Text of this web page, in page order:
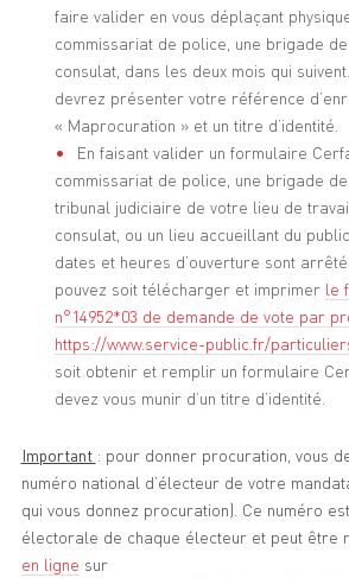
faire valider en vous déplaçant
commissariat de police, une brigade
consulat, dans les deux mois qui
devrez présenter votre référence
« Maprocuration » et un titre d’identité.
En faisant valider un formulaire
commissariat de police, une brigade
tribunal judiciaire de votre lieu de
consulat, ou un lieu accueillant du
dates et heures d’ouverture sont
pouvez soit télécharger et imprimer le
n°14952*03 de demande de vote par
https://www.service-public.fr/
soit obtenir et remplir un formulaire
devez vous munir d’un titre d’identité.
Important : pour donner procuration, vous
numéro national d’électeur de votre
qui vous donnez procuration). Ce numéro
électorale de chaque électeur et peut être
en ligne sur